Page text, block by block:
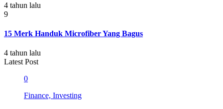
4 tahun lalu
9
15 Merk Handuk Microfiber Yang Bagus
4 tahun lalu
Latest Post
0
Finance, Investing